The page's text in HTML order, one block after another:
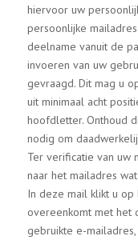
hiervoor uw
persoonlijke
deelname vanuit de
invoeren van uw
gevraagd. Dit mag u
uit minimaal acht
hoofdletter. Onthoud
nodig om
Ter verificatie van uw
naar het mailadres
In deze mail klikt u op
overeenkomt met het
gebruikte e-